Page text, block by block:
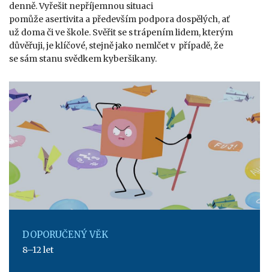
denně. Vyřešit nepříjemnou situaci
pomůže asertivita a především podpora dospělých, ať
už doma či ve škole. Svěřit se s trápením lidem, kterým
důvěřuji, je klíčové, stejně jako nemlčet v případě, že
se sám stanu svědkem kyberšikany.
DOPORUČENÝ VĚK
8–12 let